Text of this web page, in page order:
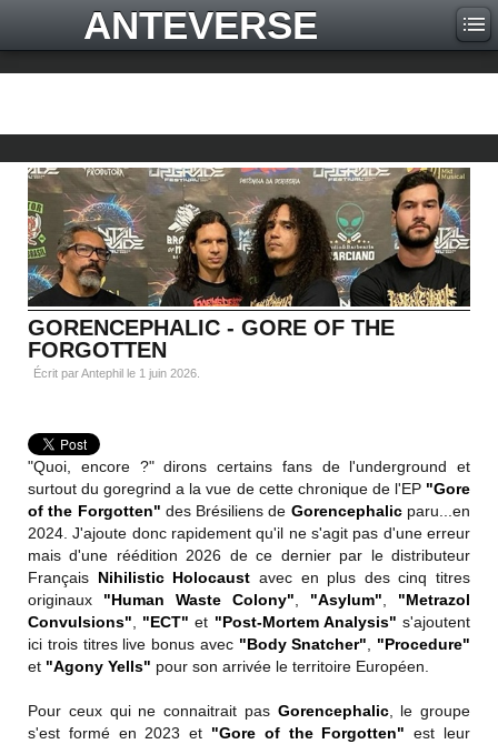
ANTEVERSE
GORENCEPHALIC - GORE OF THE
FORGOTTEN
Écrit par Antephil le 1 juin 2026
"Quoi, encore ?" dirons certains fans de l'underground et
surtout du goregrind a la vue de cette chronique de l'EP "Gore
of the Forgotten" des Brésiliens de Gorencephalicparu...en
2024. J'ajoute donc rapidement qu'il ne s'agit pas d'une erreur
mais d'une réédition 2026 de ce dernier par le distributeur
Français Nihilistic Holocaust avec en plus des cinq titres
originaux "Human Waste Colony" "Asylum"
"Metrazol
Convulsions"
"ECT" et "Post-Mortem Analysis" s'ajoutent
ici trois titres live bonus avec "Body Snatcher"
"Procedure"
et "Agony Yells" pour son arrivée le territoire Européen.
Pour ceux qui ne connaitrait pas Gorencephalic, le groupe
s'est formé en 2023 et "Gore of the Forgotten" est leur